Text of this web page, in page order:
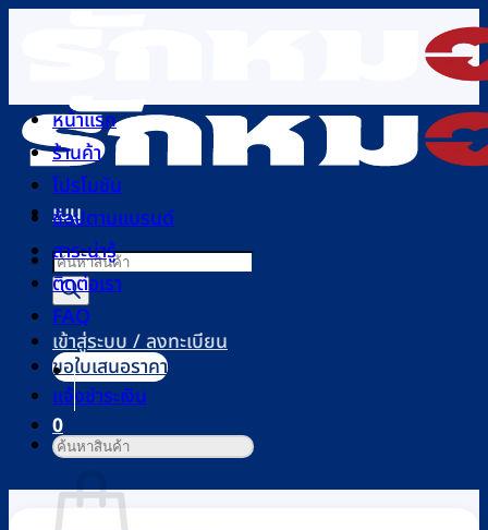
เนื้อหา
เมนู
Products
search
เข้าสู่ระบบ / ลงทะเบียน
0
ตะกร้าสินค้า
หน้าแรก
ร้านค้า
โปรโมชัน
ช้อปตามแบรนด์
สาระน่ารู้
ติดต่อเรา
FAQ
ขอใบเสนอราคา
แจ้งชำระเงิน
ค้นหา: